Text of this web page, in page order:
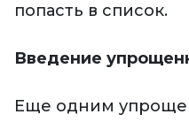
попасть в список.
Введение
Еще одним